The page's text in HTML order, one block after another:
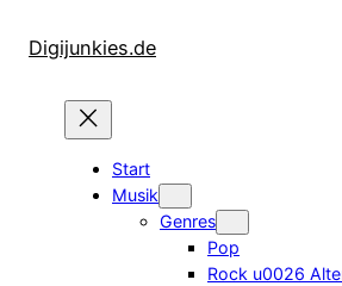
InhaltDigijunkies.de
Start
Musik
Genres
Pop
Rock u0026